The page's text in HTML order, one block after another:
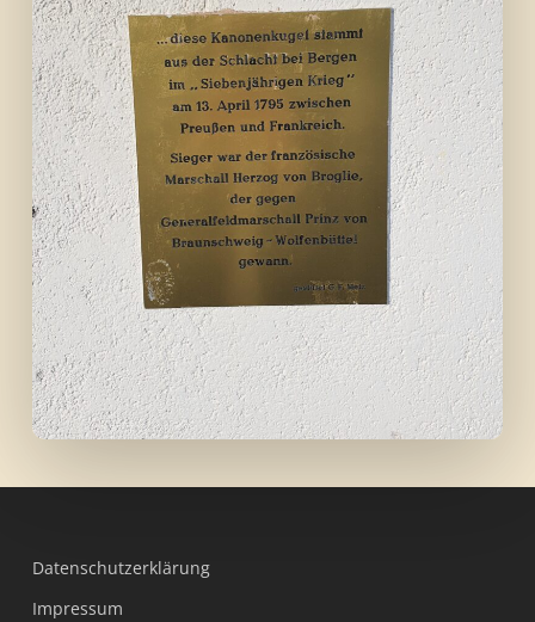
Datenschutzerklärung
Impressum